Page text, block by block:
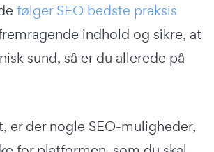
følger SEO bedste praksis
indhold og sikre, at
sund, så er du allerede på
er der nogle SEO-muligheder,